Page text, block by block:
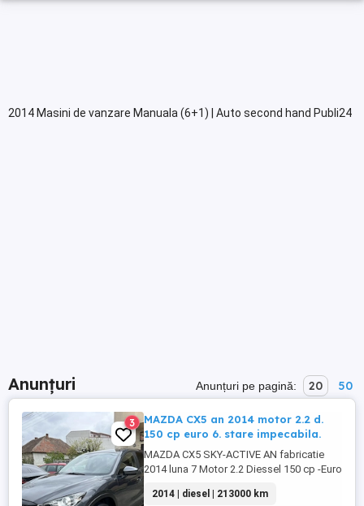
2014 Masini de vanzare Manuala (6+1) | Auto second hand Publi24
Anunțuri Anunțuri pe pagină: 20 50
3
MAZDA CX5 an 2014 motor 2.2 d.
150 cp euro 6. stare impecabila.
MAZDA CX5 SKY-ACTIVE AN fabricatie
2014 luna 7 Motor 2.2 Diessel 150 cp -Euro
NAVIGATIE MARE COLOR +HARTA FULL
2014 | diesel | 213000 km